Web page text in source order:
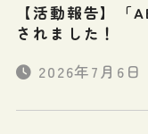
【活動報告】「
されました！
2026年7月6日